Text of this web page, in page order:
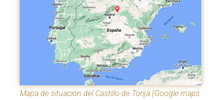
Mapa de situación del Castillo de Torija (Google maps